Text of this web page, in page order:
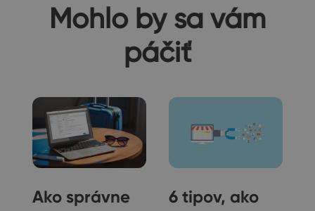
Mohlo by sa vám
páčiť
Ako správne
6 tipov, ako